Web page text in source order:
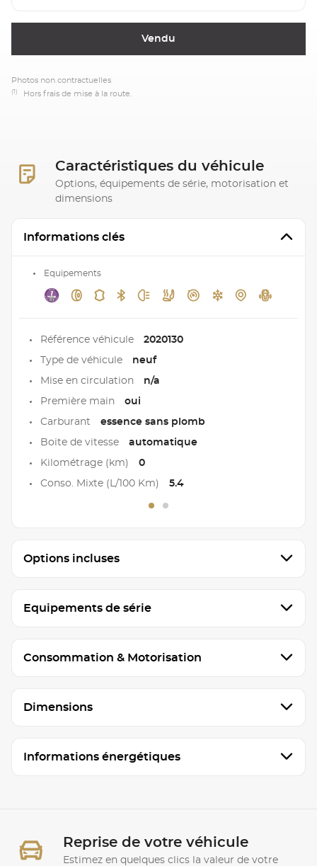
Vendu
Photos non contractuelles
(1) Hors frais de mise à la route.
Caractéristiques du véhicule
Options, équipements de série, motorisation et
dimensions
Informations clés
Equipements
Référence véhicule 2020130
Type de véhicule neuf
Mise en circulation n/a
Première main oui
Carburant essence sans plomb
Boite de vitesse automatique
Kilométrage (km) 0
Conso. Mixte (L/100 Km) 5.4
Options incluses
Equipements de série
Consommation & Motorisation
Dimensions
Informations énergétiques
Reprise de votre véhicule
Estimez en quelques clics la valeur de votre